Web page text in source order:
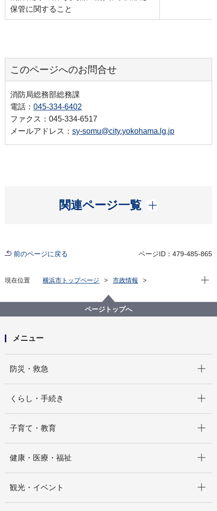
保管に関すること
このページへのお問合せ
消防局総務部総務課
電話： 045-334-6402
ファクス：045-334-6517
メールアドレス： sy-somu@city.yokohama.lg.jp
関連ページ一覧
開く
前のページに戻る ページID：479-485-865
現在位置 横浜市トップページ
市政情報
現在
ページトップへ
メニュー
防災・救急
くらし・手続き
子育て・教育
健康・医療・福祉
観光・イベント